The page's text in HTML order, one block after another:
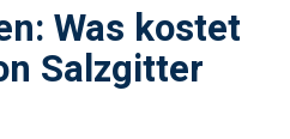
Was kostet
Salzgitter